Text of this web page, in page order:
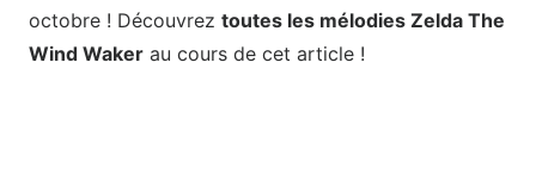
octobre ! Découvrez toutes les mélodies Zelda The
Wind Waker au cours de cet article !